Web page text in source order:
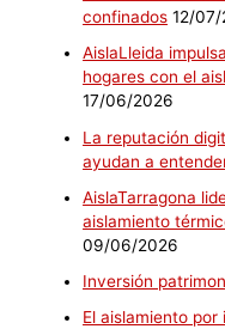
confinados 12/
AislaLleida
hogares con el
17/06/2026
La reputación
ayudan a
AislaTarragona
aislamiento
09/06/2026
Inversión
El aislamiento